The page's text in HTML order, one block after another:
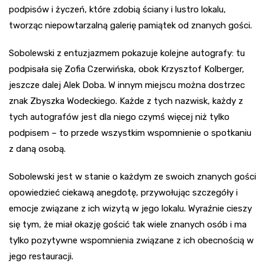
podpisów i życzeń, które zdobią ściany i lustro lokalu,
tworząc niepowtarzalną galerię pamiątek od znanych gości.
Sobolewski z entuzjazmem pokazuje kolejne autografy: tu
podpisała się Zofia Czerwińska, obok Krzysztof Kolberger,
jeszcze dalej Alek Doba. W innym miejscu można dostrzec
znak Zbyszka Wodeckiego. Każde z tych nazwisk, każdy z
tych autografów jest dla niego czymś więcej niż tylko
podpisem – to przede wszystkim wspomnienie o spotkaniu
z daną osobą.
Sobolewski jest w stanie o każdym ze swoich znanych gości
opowiedzieć ciekawą anegdotę, przywołując szczegóły i
emocje związane z ich wizytą w jego lokalu. Wyraźnie cieszy
się tym, że miał okazję gościć tak wiele znanych osób i ma
tylko pozytywne wspomnienia związane z ich obecnością w
jego restauracji.